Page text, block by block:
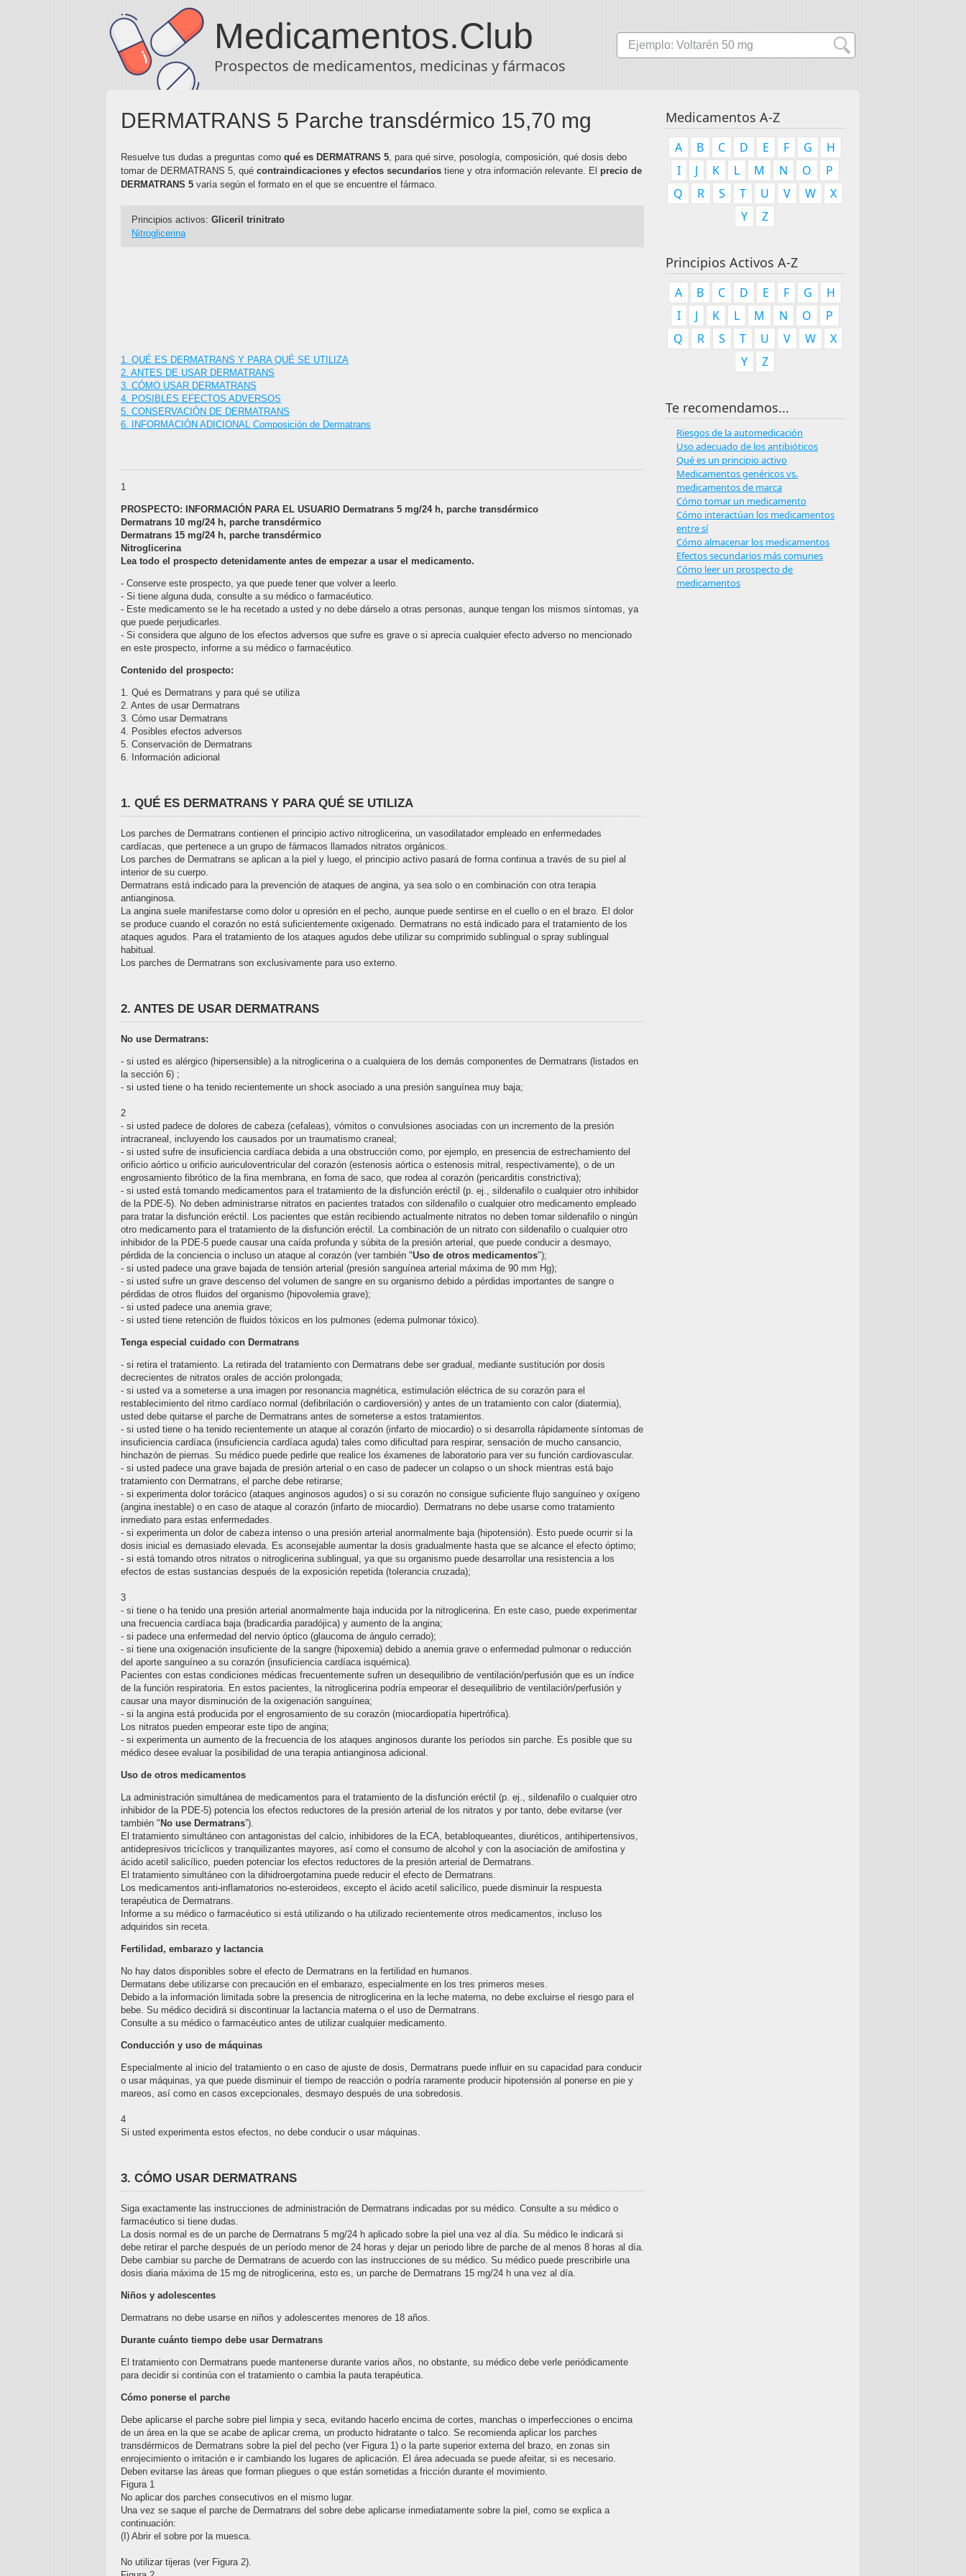
Medicamentos.Club
Prospectos de medicamentos, medicinas y fármacos
Medicamentos A-Z
A B C D E F G
H
I
J K L M N O
P
Q
R S T U V W
X
Y
Z
Principios Activos A-Z
A B C D E F G
H
I
J K L M N O
P
Q
R S T U V W
X
Y
Z
Te recomendamos...
Riesgos de la automedicación
Uso adecuado de los antibióticos
Qué es un principio activo
Medicamentos genéricos vs.
medicamentos de marca
Cómo tomar un medicamento
Cómo interactúan los medicamentos
entre sí
Cómo almacenar los medicamentos
Efectos secundarios más comunes
Cómo leer un prospecto de
medicamentos
DERMATRANS 5 Parche transdérmico 15,70 mg
Resuelve tus dudas a preguntas como qué es DERMATRANS 5, para qué sirve, posología, composición, qué dosis debo
tomar de DERMATRANS 5, qué contraindicaciones y efectos secundarios tiene y otra información relevante. El precio de
DERMATRANS 5 varía según el formato en el que se encuentre el fármaco.
Principios activos: Gliceril trinitrato
Nitroglicerina
1. QUÉ ES DERMATRANS Y PARA QUÉ SE UTILIZA
2. ANTES DE USAR DERMATRANS
3. CÓMO USAR DERMATRANS
4. POSIBLES EFECTOS ADVERSOS
5. CONSERVACIÓN DE DERMATRANS
6. INFORMACIÓN ADICIONAL Composición de Dermatrans
1
PROSPECTO: INFORMACIÓN PARA EL USUARIO Dermatrans 5 mg/24 h, parche transdérmico
Dermatrans 10 mg/24 h, parche transdérmico
Dermatrans 15 mg/24 h, parche transdérmico
Nitroglicerina
Lea todo el prospecto detenidamente antes de empezar a usar el medicamento.
- Conserve este prospecto, ya que puede tener que volver a leerlo.
- Si tiene alguna duda, consulte a su médico o farmacéutico.
- Este medicamento se le ha recetado a usted y no debe dárselo a otras personas, aunque tengan los mismos síntomas, ya
que puede perjudicarles.
- Si considera que alguno de los efectos adversos que sufre es grave o si aprecia cualquier efecto adverso no mencionado
en este prospecto, informe a su médico o farmacéutico.
Contenido del prospecto:
1. Qué es Dermatrans y para qué se utiliza
2. Antes de usar Dermatrans
3. Cómo usar Dermatrans
4. Posibles efectos adversos
5. Conservación de Dermatrans
6. Información adicional
1. QUÉ ES DERMATRANS Y PARA QUÉ SE UTILIZA
Los parches de Dermatrans contienen el principio activo nitroglicerina, un vasodilatador empleado en enfermedades
cardíacas, que pertenece a un grupo de fármacos llamados nitratos orgánicos.
Los parches de Dermatrans se aplican a la piel y luego, el principio activo pasará de forma continua a través de su piel al
interior de su cuerpo.
Dermatrans está indicado para la prevención de ataques de angina, ya sea solo o en combinación con otra terapia
antianginosa.
La angina suele manifestarse como dolor u opresión en el pecho, aunque puede sentirse en el cuello o en el brazo. El dolor
se produce cuando el corazón no está suficientemente oxigenado. Dermatrans no está indicado para el tratamiento de los
ataques agudos. Para el tratamiento de los ataques agudos debe utilizar su comprimido sublingual o spray sublingual
habitual.
Los parches de Dermatrans son exclusivamente para uso externo.
2. ANTES DE USAR DERMATRANS
No use Dermatrans:
- si usted es alérgico (hipersensible) a la nitroglicerina o a cualquiera de los demás componentes de Dermatrans (listados en
la sección 6) ;
- si usted tiene o ha tenido recientemente un shock asociado a una presión sanguínea muy baja;
2
- si usted padece de dolores de cabeza (cefaleas), vómitos o convulsiones asociadas con un incremento de la presión
intracraneal, incluyendo los causados por un traumatismo craneal;
- si usted sufre de insuficiencia cardíaca debida a una obstrucción como, por ejemplo, en presencia de estrechamiento del
orificio aórtico u orificio auriculoventricular del corazón (estenosis aórtica o estenosis mitral, respectivamente), o de un
engrosamiento fibrótico de la fina membrana, en foma de saco, que rodea al corazón (pericarditis constrictiva);
- si usted está tomando medicamentos para el tratamiento de la disfunción eréctil (p. ej., sildenafilo o cualquier otro inhibidor
de la PDE-5). No deben administrarse nitratos en pacientes tratados con sildenafilo o cualquier otro medicamento empleado
para tratar la disfunción eréctil. Los pacientes que están recibiendo actualmente nitratos no deben tomar sildenafilo o ningún
otro medicamento para el tratamiento de la disfunción eréctil. La combinación de un nitrato con sildenafilo o cualquier otro
inhibidor de la PDE-5 puede causar una caída profunda y súbita de la presión arterial, que puede conducir a desmayo,
pérdida de la conciencia o incluso un ataque al corazón (ver también "Uso de otros medicamentos");
- si usted padece una grave bajada de tensión arterial (presión sanguínea arterial máxima de 90 mm Hg);
- si usted sufre un grave descenso del volumen de sangre en su organismo debido a pérdidas importantes de sangre o
pérdidas de otros fluidos del organismo (hipovolemia grave);
- si usted padece una anemia grave;
- si usted tiene retención de fluidos tóxicos en los pulmones (edema pulmonar tóxico).
Tenga especial cuidado con Dermatrans
- si retira el tratamiento. La retirada del tratamiento con Dermatrans debe ser gradual, mediante sustitución por dosis
decrecientes de nitratos orales de acción prolongada;
- si usted va a someterse a una imagen por resonancia magnética, estimulación eléctrica de su corazón para el
restablecimiento del ritmo cardíaco normal (defibrilación o cardioversión) y antes de un tratamiento con calor (diatermia),
usted debe quitarse el parche de Dermatrans antes de someterse a estos tratamientos.
- si usted tiene o ha tenido recientemente un ataque al corazón (infarto de miocardio) o si desarrolla rápidamente síntomas de
insuficiencia cardíaca (insuficiencia cardíaca aguda) tales como dificultad para respirar, sensación de mucho cansancio,
hinchazón de piernas. Su médico puede pedirle que realice los éxamenes de laboratorio para ver su función cardiovascular.
- si usted padece una grave bajada de presión arterial o en caso de padecer un colapso o un shock mientras está bajo
tratamiento con Dermatrans, el parche debe retirarse;
- si experimenta dolor torácico (ataques anginosos agudos) o si su corazón no consigue suficiente flujo sanguíneo y oxígeno
(angina inestable) o en caso de ataque al corazón (infarto de miocardio). Dermatrans no debe usarse como tratamiento
inmediato para estas enfermedades.
- si experimenta un dolor de cabeza intenso o una presión arterial anormalmente baja (hipotensión). Esto puede ocurrir si la
dosis inicial es demasiado elevada. Es aconsejable aumentar la dosis gradualmente hasta que se alcance el efecto óptimo;
- si está tomando otros nitratos o nitroglicerina sublingual, ya que su organismo puede desarrollar una resistencia a los
efectos de estas sustancias después de la exposición repetida (tolerancia cruzada);
3
- si tiene o ha tenido una presión arterial anormalmente baja inducida por la nitroglicerina. En este caso, puede experimentar
una frecuencia cardíaca baja (bradicardia paradójica) y aumento de la angina;
- si padece una enfermedad del nervio óptico (glaucoma de ángulo cerrado);
- si tiene una oxigenación insuficiente de la sangre (hipoxemia) debido a anemia grave o enfermedad pulmonar o reducción
del aporte sanguíneo a su corazón (insuficiencia cardíaca isquémica).
Pacientes con estas condiciones médicas frecuentemente sufren un desequilibrio de ventilación/perfusión que es un índice
de la función respiratoria. En estos pacientes, la nitroglicerina podría empeorar el desequilibrio de ventilación/perfusión y
causar una mayor disminución de la oxigenación sanguínea;
- si la angina está producida por el engrosamiento de su corazón (miocardiopatía hipertrófica).
Los nitratos pueden empeorar este tipo de angina;
- si experimenta un aumento de la frecuencia de los ataques anginosos durante los períodos sin parche. Es posible que su
médico desee evaluar la posibilidad de una terapia antianginosa adicional.
Uso de otros medicamentos
La administración simultánea de medicamentos para el tratamiento de la disfunción eréctil (p. ej., sildenafilo o cualquier otro
inhibidor de la PDE-5) potencia los efectos reductores de la presión arterial de los nitratos y por tanto, debe evitarse (ver
también " No use Dermatrans”).
El tratamiento simultáneo con antagonistas del calcio, inhibidores de la ECA, betabloqueantes, diuréticos, antihipertensivos,
antidepresivos tricíclicos y tranquilizantes mayores, así como el consumo de alcohol y con la asociación de amifostina y
ácido acetil salicílico, pueden potenciar los efectos reductores de la presión arterial de Dermatrans.
El tratamiento simultáneo con la dihidroergotamina puede reducir el efecto de Dermatrans.
Los medicamentos anti-inflamatorios no-esteroideos, excepto el ácido acetil salicílico, puede disminuir la respuesta
terapéutica de Dermatrans.
Informe a su médico o farmacéutico si está utilizando o ha utilizado recientemente otros medicamentos, incluso los
adquiridos sin receta.
Fertilidad, embarazo y lactancia
No hay datos disponibles sobre el efecto de Dermatrans en la fertilidad en humanos.
Dermatans debe utilizarse con precaución en el embarazo, especialmente en los tres primeros meses.
Debido a la información limitada sobre la presencia de nitroglicerina en la leche materna, no debe excluirse el riesgo para el
bebe. Su médico decidirá si discontinuar la lactancia materna o el uso de Dermatrans.
Consulte a su médico o farmacéutico antes de utilizar cualquier medicamento.
Conducción y uso de máquinas
Especialmente al inicio del tratamiento o en caso de ajuste de dosis, Dermatrans puede influir en su capacidad para conducir
o usar máquinas, ya que puede disminuir el tiempo de reacción o podría raramente producir hipotensión al ponerse en pie y
mareos, así como en casos excepcionales, desmayo después de una sobredosis.
4
Si usted experimenta estos efectos, no debe conducir o usar máquinas.
3. CÓMO USAR DERMATRANS
Siga exactamente las instrucciones de administración de Dermatrans indicadas por su médico. Consulte a su médico o
farmacéutico si tiene dudas.
La dosis normal es de un parche de Dermatrans 5 mg/24 h aplicado sobre la piel una vez al día. Su médico le indicará si
debe retirar el parche después de un período menor de 24 horas y dejar un periodo libre de parche de al menos 8 horas al día.
Debe cambiar su parche de Dermatrans de acuerdo con las instrucciones de su médico. Su médico puede prescribirle una
dosis diaria máxima de 15 mg de nitroglicerina, esto es, un parche de Dermatrans 15 mg/24 h una vez al día.
Niños y adolescentes
Dermatrans no debe usarse en niños y adolescentes menores de 18 años.
Durante cuánto tiempo debe usar Dermatrans
El tratamiento con Dermatrans puede mantenerse durante varios años, no obstante, su médico debe verle periódicamente
para decidir si continúa con el tratamiento o cambia la pauta terapéutica.
Cómo ponerse el parche
Debe aplicarse el parche sobre piel limpia y seca, evitando hacerlo encima de cortes, manchas o imperfecciones o encima
de un área en la que se acabe de aplicar crema, un producto hidratante o talco. Se recomienda aplicar los parches
transdérmicos de Dermatrans sobre la piel del pecho (ver Figura 1) o la parte superior externa del brazo, en zonas sin
enrojecimiento o irritación e ir cambiando los lugares de aplicación. El área adecuada se puede afeitar, si es necesario.
Deben evitarse las áreas que forman pliegues o que están sometidas a fricción durante el movimiento.
Figura 1
No aplicar dos parches consecutivos en el mismo lugar.
Una vez se saque el parche de Dermatrans del sobre debe aplicarse inmediatamente sobre la piel, como se explica a
continuación:
(I) Abrir el sobre por la muesca.
No utilizar tijeras (ver Figura 2).